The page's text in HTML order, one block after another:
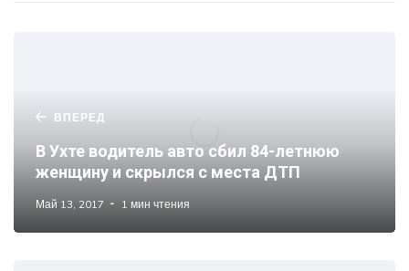
ВПЕРЕД
В Ухте водитель авто сбил 84-летнюю
женщину и скрылся с места ДТП
Май 13, 2017 1 мин чтения